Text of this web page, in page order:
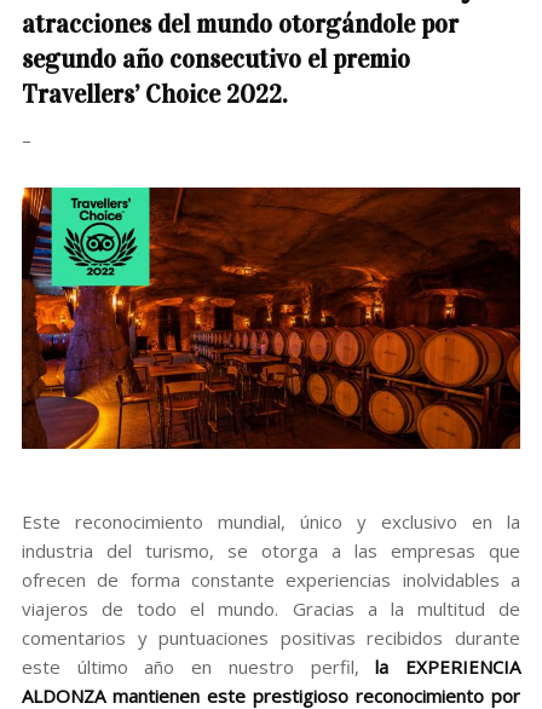
atracciones del mundo otorgándole por
segundo año consecutivo el premio
Travellers’ Choice 2022.
–
Este reconocimiento mundial, único y exclusivo en la
industria del turismo, se otorga a las empresas que
ofrecen de forma constante experiencias inolvidables a
viajeros de todo el mundo. Gracias a la multitud de
comentarios y puntuaciones positivas recibidos durante
este último año en nuestro perfil,la EXPERIENCIA
ALDONZA mantienen este prestigioso reconocimiento por